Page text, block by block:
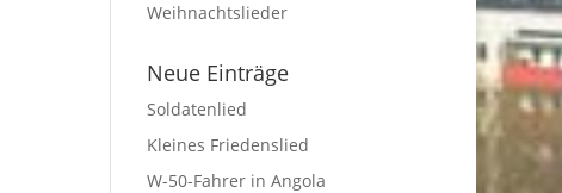
Weihnachtslieder
Neue Einträge
Soldatenlied
Kleines Friedenslied
W-50-Fahrer in Angola